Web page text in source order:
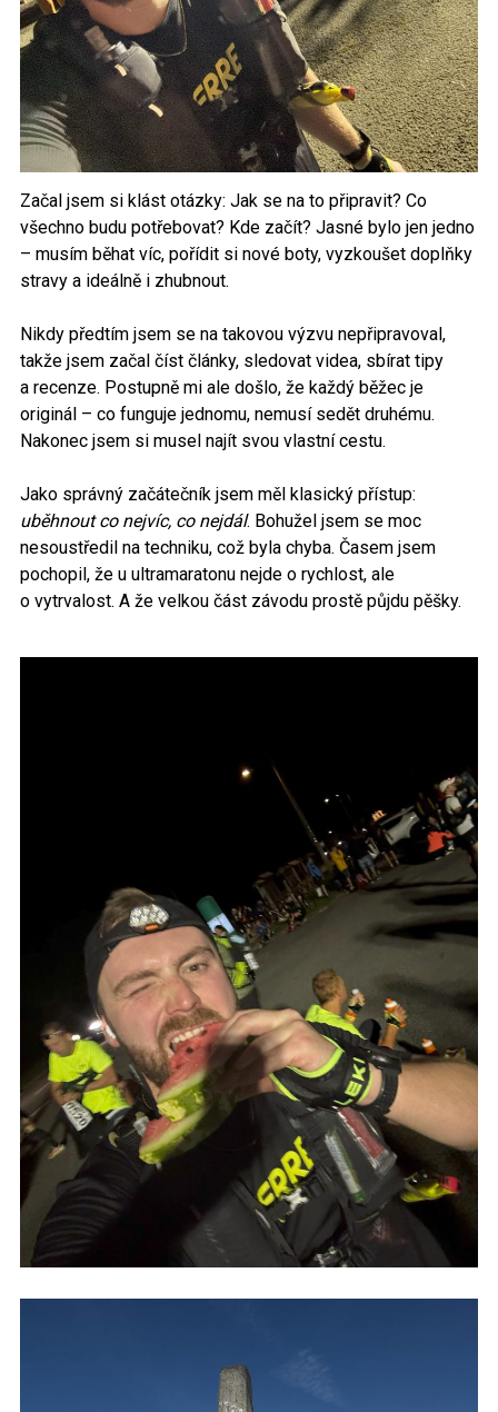
Začal jsem si klást otázky: Jak se na to připravit? Co
všechno budu potřebovat? Kde začít? Jasné bylo jen jedno
– musím běhat víc, pořídit si nové boty, vyzkoušet doplňky
stravy a ideálně i zhubnout.
Nikdy předtím jsem se na takovou výzvu nepřipravoval,
takže jsem začal číst články, sledovat videa, sbírat tipy
a recenze. Postupně mi ale došlo, že každý běžec je
originál – co funguje jednomu, nemusí sedět druhému.
Nakonec jsem si musel najít svou vlastní cestu.
Jako správný začátečník jsem měl klasický přístup:
uběhnout co nejvíc, co nejdál. Bohužel jsem se moc
nesoustředil na techniku, což byla chyba. Časem jsem
pochopil, že u ultramaratonu nejde o rychlost, ale
o vytrvalost. A že velkou část závodu prostě půjdu pěšky.